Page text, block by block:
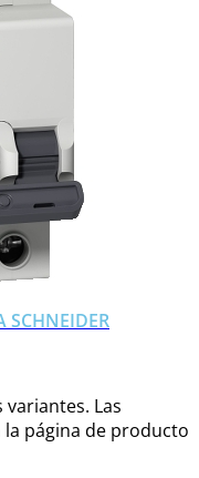
SCHNEIDER
Las
página de producto